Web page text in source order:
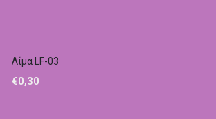
Λίμα LF-03
€0,30